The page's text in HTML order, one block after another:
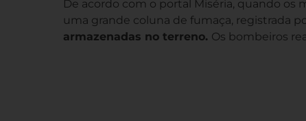
De acordo com o portal Miséria, quando os
uma grande coluna de fumaça, registrada
armazenadas no terreno. Os bombeiros